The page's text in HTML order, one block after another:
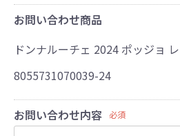
お問い合わせ商品
ドンナルーチェ 2024 ポッジョ
8055731070039-24
お問い合わせ内容 必須